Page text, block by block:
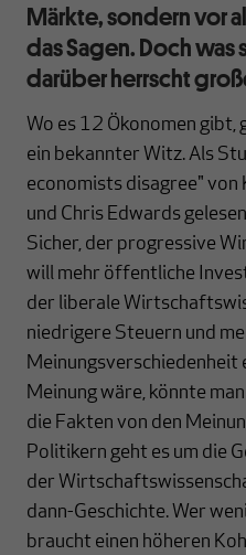
Märkte, sondern vor
das Sagen. Doch was
darüber herrscht
Wo es 12 Ökonomen gibt,
ein bekannter Witz. Als
economists disagree" von
und Chris Edwards
Sicher, der progressive
will mehr öffentliche
der liberale
niedrigere Steuern und
Meinungsverschiedenheit
Meinung wäre, könnte
die Fakten von den
Politikern geht es um die
der
dann-Geschichte. Wer
braucht einen höheren